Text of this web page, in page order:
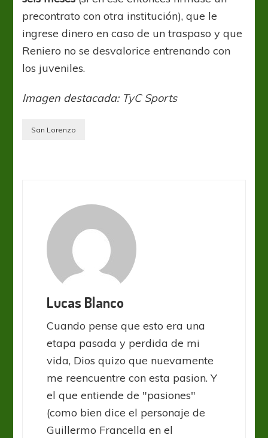
precontrato con otra institución), que le
ingrese dinero en caso de un traspaso y que
Reniero no se desvalorice entrenando con
los juveniles.
Imagen destacada: TyC Sports
San Lorenzo
Lucas Blanco
Cuando pense que esto era una
etapa pasada y perdida de mi
vida, Dios quizo que nuevamente
me reencuentre con esta pasion. Y
el que entiende de "pasiones"
(como bien dice el personaje de
Guillermo Francella en el